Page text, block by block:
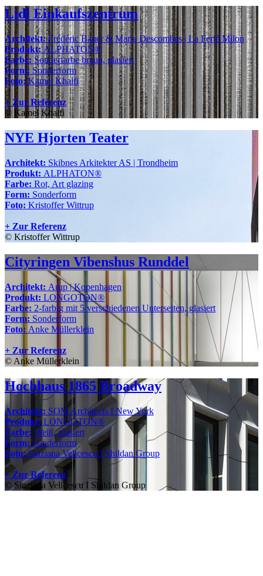
Lidl Einkaufszentrum
Architekt:Frédéric Bauer & Marie Descombes | La Ferté Milon
Produkt:ALPHATON®
Farbe:Sonderfarbe braun, glasiert
Form: Sonderform
Foto:Kamel Khalfi
+ Zur Referenz
© Kamel Khalfi
NYE Hjorten Teater
Architekt: Skibnes Arkitekter AS | Trondheim
Produkt: ALPHATON®
Farbe: Rot, Art glazing
Form: Sonderform
Foto: Kristoffer Wittrup
+ Zur Referenz
© Kristoffer Wittrup
Cityringen Vibenshus Runddel
Architekt: Arup | Kopenhagen
Produkt: LONGOTON®
Farbe: 2-farbig mit 5 verschiedenen Unterseiten, glasiert
Form: Sonderform
Foto: Anke Müllerklein
+ Zur Referenz
© Anke Müllerklein
Hochhaus 1865 Broadway
Architekt: SOM Architects I New York
Produkt: LONGOTON®
Farbe: Weiß, glasiert
Form: Sonderform
Foto:Sinziana Velicescu I Shildan Group
+ Zur Referenz
© Sinziana Velicescu I Shildan Group